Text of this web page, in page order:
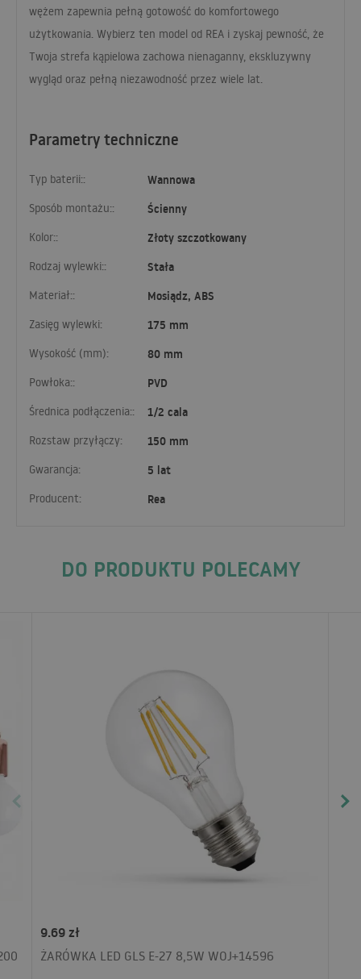
Parametry techniczne
Typ baterii:: Wannowa
Sposób montażu:: Ścienny
Kolor:: Złoty szczotkowany
Rodzaj wylewki:: Stała
Materiał:: Mosiądz, ABS
Zasięg wylewki: 175 mm
Wysokość (mm): 80 mm
Powłoka:: PVD
Średnica podłączenia:: 1/2 cala
Rozstaw przyłączy: 150 mm
Gwarancja: 5 lat
Producent: Rea
wężem zapewnia pełną gotowość do komfortowego
użytkowania. Wybierz ten model od REA i zyskaj pewność, że
Twoja strefa kąpielowa zachowa nienaganny, ekskluzywny
wygląd oraz pełną niezawodność przez wiele lat.
DO PRODUKTU POLECAMY
9.69 zł
ŻARÓWKA LED GLS E-27 8,5W WOJ+14596